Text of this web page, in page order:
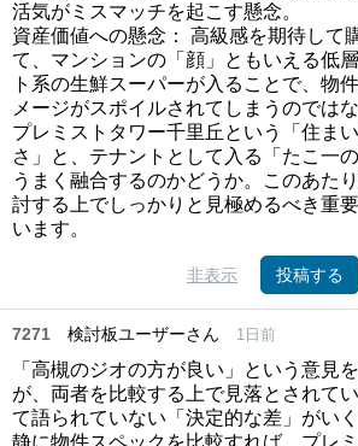
活気がミスマッチを起こす懸念。
資産価値への懸念： 高級感を期待して
て、マンションの「顔」ともいえる低
ト系の生鮮スーパーが入ることで、物
メージがスポイルされてしまうのでは
プレミストタワー千里丘という「住ま
さ」と、テナントとして入る「たこ一
うまく融合するのかどうか。このあた
討する上でしっかりと見極めるべき重
います。
非表示 投稿する
7271 検討板ユーザーさん 1日前
「高槻のジオの方が良い」という意見
が、両者を比較する上で見落とされて
て語られていない「決定的な差」がい
静に物件スペックを比較すれば、プレ